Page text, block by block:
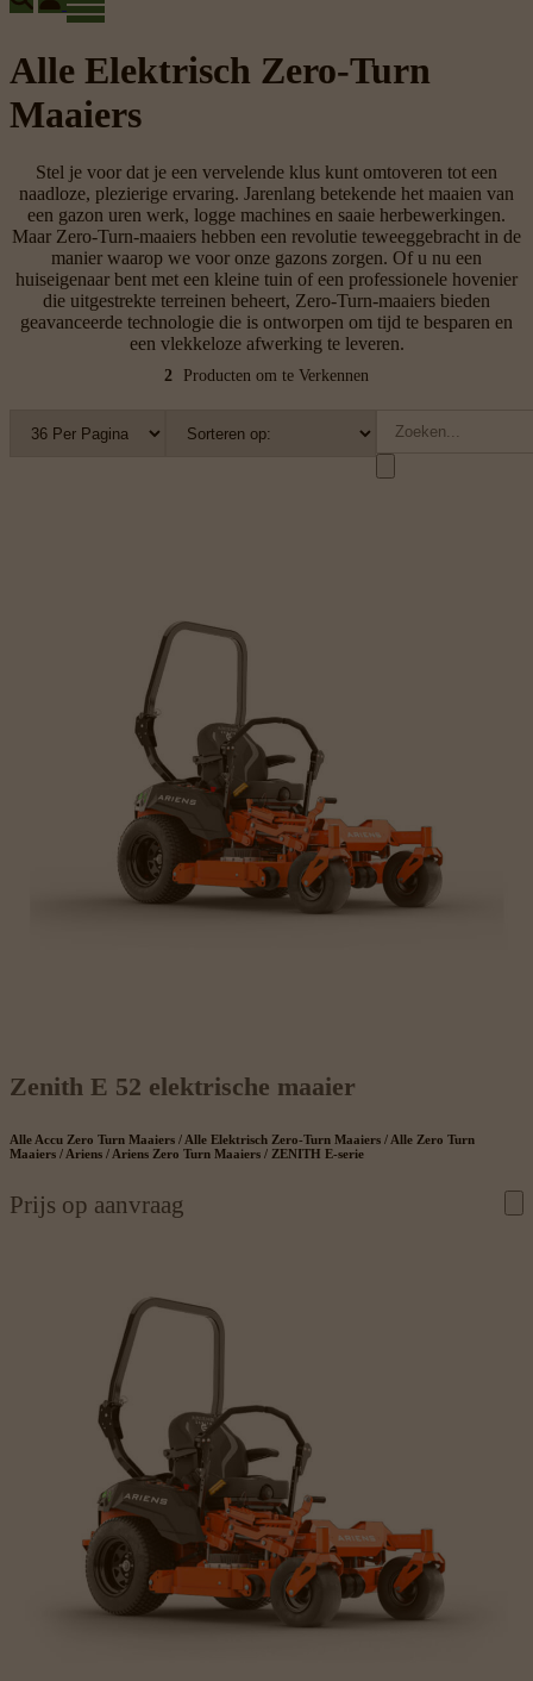
Alle Elektrisch Zero-Turn
Maaiers
Stel je voor dat je een vervelende klus kunt omtoveren tot een
naadloze, plezierige ervaring. Jarenlang betekende het maaien van
een gazon uren werk, logge machines en saaie herbewerkingen.
Maar Zero-Turn-maaiers hebben een revolutie teweeggebracht in de
manier waarop we voor onze gazons zorgen. Of u nu een
huiseigenaar bent met een kleine tuin of een professionele hovenier
die uitgestrekte terreinen beheert, Zero-Turn-maaiers bieden
geavanceerde technologie die is ontworpen om tijd te besparen en
een vlekkeloze afwerking te leveren.
2 Producten om te Verkennen
Zenith E 52 elektrische maaier
Alle Accu Zero Turn Maaiers / Alle Elektrisch Zero-Turn Maaiers / Alle Zero Turn
Maaiers / Ariens / Ariens Zero Turn Maaiers / ZENITH E-serie
Prijs op aanvraag